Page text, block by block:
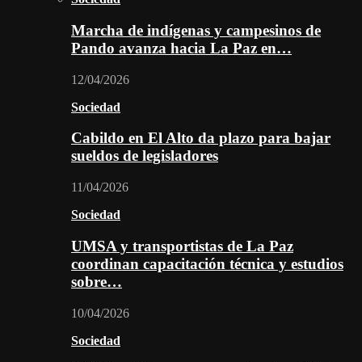
Marcha de indígenas y campesinos de
Pando avanza hacia La Paz en…
12/04/2026
Sociedad
Cabildo en El Alto da plazo para bajar
sueldos de legisladores
11/04/2026
Sociedad
UMSA y transportistas de La Paz
coordinan capacitación técnica y estudios
sobre…
10/04/2026
Sociedad